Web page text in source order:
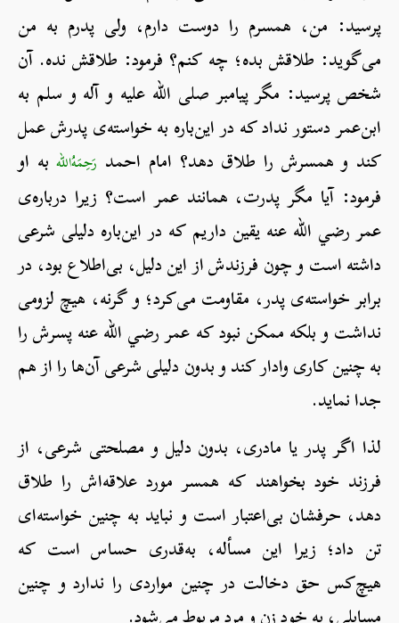
پرسید: من، همسرم را دوست دارم، ولی پدرم به من
می‌گوید: طلاقش بده؛ چه کنم؟ فرمود: طلاقش نده. آن
شخص پرسید: مگر پیامبر صلی الله علیه و آله و سلم به
ابن‌عمر دستور نداد که در این‌باره به خواسته‌ی پدرش عمل
کند و همسرش را طلاق دهد؟ امام احمد رَحِمَهُ‌اللهبه او
فرمود: آیا مگر پدرت، همانند عمر است؟ زیرا درباره‌ی
عمر رضي الله عنه یقین داریم که در این‌باره دلیلی شرعی
داشته است و چون فرزندش از این دلیل، بی‌اطلاع بود، در
برابر خواسته‌ی پدر، مقاومت می‌کرد؛ و گرنه، هیچ لزومی
نداشت و بلکه ممکن نبود که عمر رضي الله عنه پسرش را
به چنین کاری وادار کند و بدون دلیلی شرعی آن‌ها را از هم
جدا نماید.
لذا اگر پدر یا مادری، بدون دلیل و مصلحتی شرعی، از
فرزند خود بخواهند که همسر مورد علاقه‌اش را طلاق
دهد، حرفشان بی‌اعتبار است و نباید به چنین خواسته‌ای
تن داد؛ زیرا این مسأله، به‌قدری حساس است که
هیچ‌کس حق دخالت در چنین مواردی را ندارد و چنین
مسایلی، به خودِ زن و مرد مربوط می‌شود.